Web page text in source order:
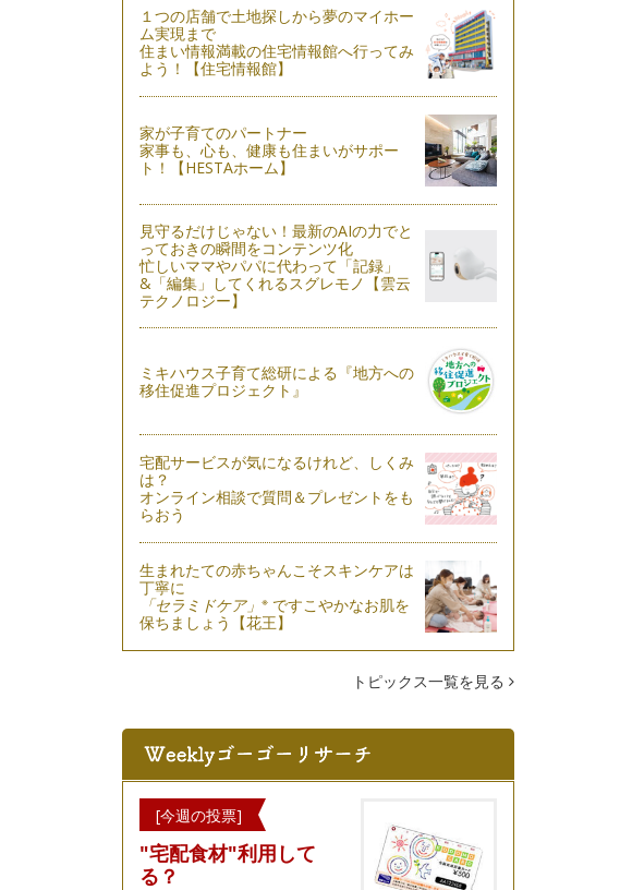
１つの店舗で土地探しから夢のマイホー
ム実現まで
住まい情報満載の住宅情報館へ行ってみ
よう！【住宅情報館】
家が子育てのパートナー
家事も、心も、健康も住まいがサポー
ト！【HESTAホーム】
見守るだけじゃない！最新のAIの力でと
っておきの瞬間をコンテンツ化
忙しいママやパパに代わって「記録」
&「編集」してくれるスグレモノ【雲云
テクノロジー】
ミキハウス子育て総研による『地方への
移住促進プロジェクト』
宅配サービスが気になるけれど、しくみ
は？
オンライン相談で質問＆プレゼントをも
らおう
生まれたての赤ちゃんこそスキンケアは
丁寧に
「セラミドケア」 ※ですこやかなお肌を
保ちましょう【花王】
トピックス一覧を見る
[今週の投票]
"宅配食材"利用して
る？